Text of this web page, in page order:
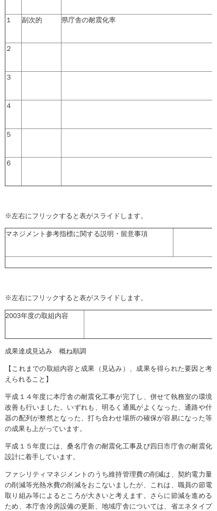
１ 副次的 県庁舎の耐震化率
２
３
４
５
６
※左右にフリックすると表がスライドします。
マネジメント参考指標に関する説明・留意事項
※左右にフリックすると表がスライドします。
2003年度の取組内容
成果達成見込み 概ね順調
【これまでの取組内容と成果（見込み）、成果を得られた要因と考
えられること】
平成１４年度に本庁舎の耐震化工事が完了し、併せて執務室の環境
改善も行いました。いずれも、明るく通風がよくなった、通路や什
器の配列が整然となった、打ち合わせ場所の確保が容易になった等
の成果も上がっています。
平成１５年度には、桑名庁舎の耐震化工事及び四日市庁舎の耐震化
設計に着手しています。
ファシリティマネジメントのうち維持管理費の削減は、契約電力量
の削減等光熱水費の削減をおこないましたが、これは、職員の節電
取り組み等によるところが大きいと考えます。さらに節減を進める
ため、本庁舎冷房設備の更新、地域庁舎については、省エネタイプ